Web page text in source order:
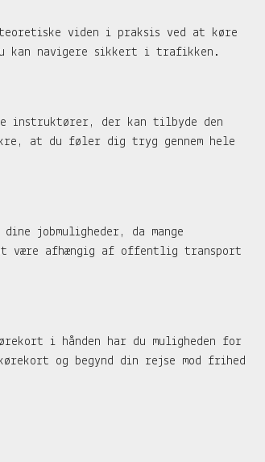
viden i praksis ved at køre
kan navigere sikkert i trafikken.
instruktører, der kan tilbyde den
at du føler dig tryg gennem hele
jobmuligheder, da mange
at være afhængig af offentlig transport
i hånden har du muligheden for
og begynd din rejse mod frihed